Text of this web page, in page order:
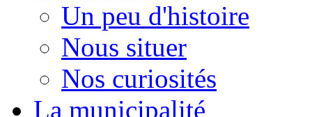
Un peu d'histoire
Nous situer
Nos curiosités
La municipalité